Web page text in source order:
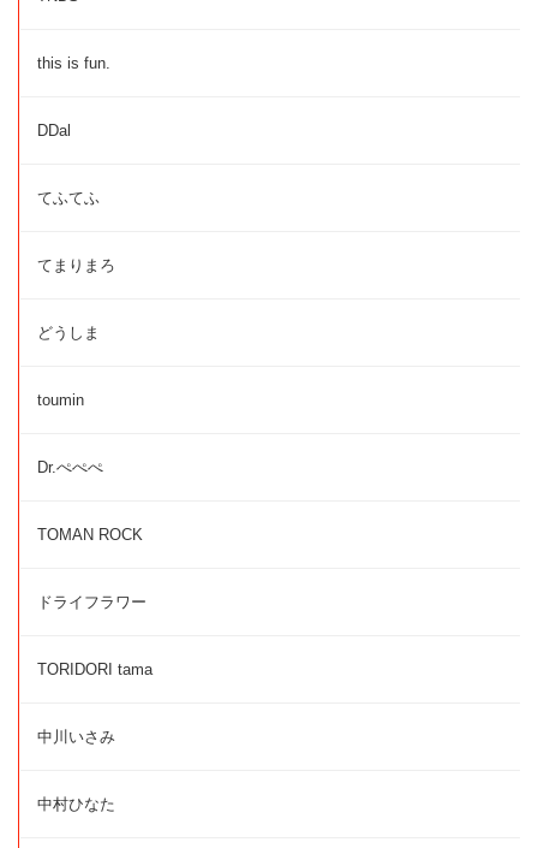
this is fun.
DDal
てふてふ
てまりまろ
どうしま
toumin
Dr.ぺぺぺ
TOMAN ROCK
ドライフラワー
TORIDORI tama
中川いさみ
中村ひなた